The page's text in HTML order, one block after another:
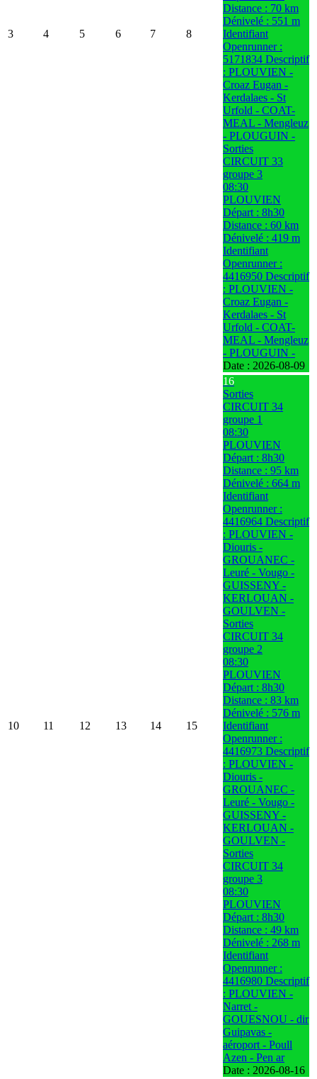
3 4 5 6 7 8
Distance : 70 km
Dénivelé : 551 m
Identifiant
Openrunner :
5171834 Descriptif
: PLOUVIEN -
Croaz Eugan -
Kerdalaes - St
Urfold - COAT-
MEAL - Mengleuz
- PLOUGUIN -
Sorties
CIRCUIT 33
groupe 3
08:30
PLOUVIEN
Départ : 8h30
Distance : 60 km
Dénivelé : 419 m
Identifiant
Openrunner :
4416950 Descriptif
: PLOUVIEN -
Croaz Eugan -
Kerdalaes - St
Urfold - COAT-
MEAL - Mengleuz
- PLOUGUIN -
Date : 2026-08-09
10 11 12 13 14 15
16
Sorties
CIRCUIT 34
groupe 1
08:30
PLOUVIEN
Départ : 8h30
Distance : 95 km
Dénivelé : 664 m
Identifiant
Openrunner :
4416964 Descriptif
: PLOUVIEN -
Diouris -
GROUANEC -
Leuré - Vougo -
GUISSENY -
KERLOUAN -
GOULVEN -
Sorties
CIRCUIT 34
groupe 2
08:30
PLOUVIEN
Départ : 8h30
Distance : 83 km
Dénivelé : 576 m
Identifiant
Openrunner :
4416973 Descriptif
: PLOUVIEN -
Diouris -
GROUANEC -
Leuré - Vougo -
GUISSENY -
KERLOUAN -
GOULVEN -
Sorties
CIRCUIT 34
groupe 3
08:30
PLOUVIEN
Départ : 8h30
Distance : 49 km
Dénivelé : 268 m
Identifiant
Openrunner :
4416980 Descriptif
: PLOUVIEN -
Narret -
GOUESNOU - dir
Guipavas -
aéroport - Poull
Azen - Pen ar
Date : 2026-08-16